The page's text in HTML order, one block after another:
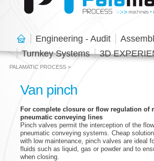
Van pinch
For complete closure or flow regulation of
pneumatic conveying lines
Pinch valves permit the interception of the
pneumatic conveying systems. Cheap
with low maintenance, pinch valves are ideal
fluids such as liquid, gas or powder and to
when closing.
PALAMATIC PROCESS
Chào
Engineering - Audit
Turnkey Systems
3D